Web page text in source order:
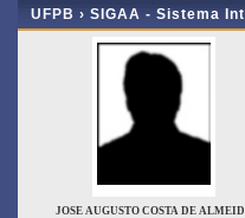
UFPB › SIGAA - Sistema
JOSE AUGUSTO COSTA DE